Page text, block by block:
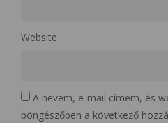
Website
A nevem, e-mail címem, és
böngészőben a következő